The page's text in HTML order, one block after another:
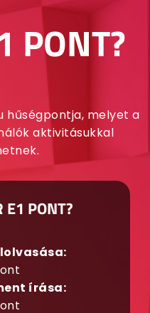
PONT?
hűségpontja, melyet a
aktivitásukkal
E1 PONT?
írása: